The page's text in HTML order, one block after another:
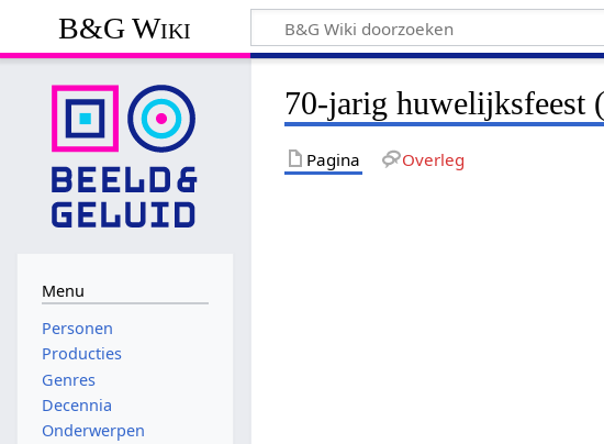
B&G Wiki
70-jarig huwelijksfeest
Pagina Overleg
Menu
Personen
Producties
Genres
Decennia
Onderwerpen